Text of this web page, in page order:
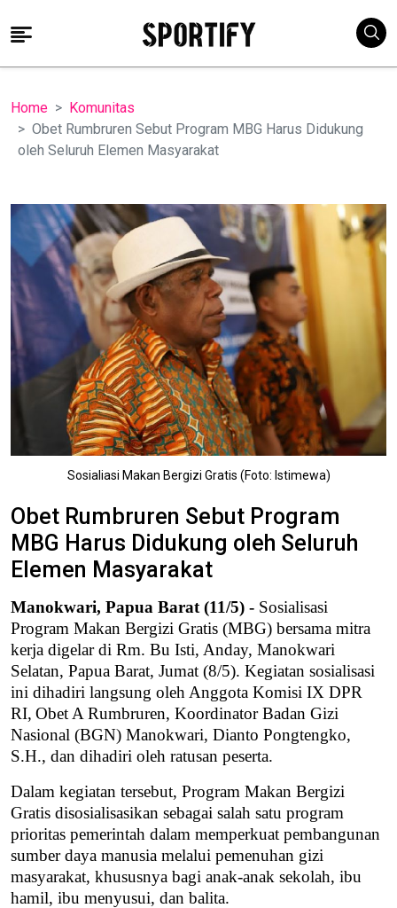
Home
Komunitas
Obet Rumbruren Sebut Program MBG Harus Didukung
oleh Seluruh Elemen Masyarakat
Sosialiasi Makan Bergizi Gratis (Foto: Istimewa)
Obet Rumbruren Sebut Program
MBG Harus Didukung oleh Seluruh
Elemen Masyarakat
Manokwari, Papua Barat (11/5) - Sosialisasi
Program Makan Bergizi Gratis (MBG) bersama mitra
kerja digelar di Rm. Bu Isti, Anday, Manokwari
Selatan, Papua Barat, Jumat (8/5). Kegiatan sosialisasi
ini dihadiri langsung oleh Anggota Komisi IX DPR
RI, Obet A Rumbruren, Koordinator Badan Gizi
Nasional (BGN) Manokwari, Dianto Pongtengko,
S.H., dan dihadiri oleh ratusan peserta.
Dalam kegiatan tersebut, Program Makan Bergizi
Gratis disosialisasikan sebagai salah satu program
prioritas pemerintah dalam memperkuat pembangunan
sumber daya manusia melalui pemenuhan gizi
masyarakat, khususnya bagi anak-anak sekolah, ibu
hamil, ibu menyusui, dan balita.